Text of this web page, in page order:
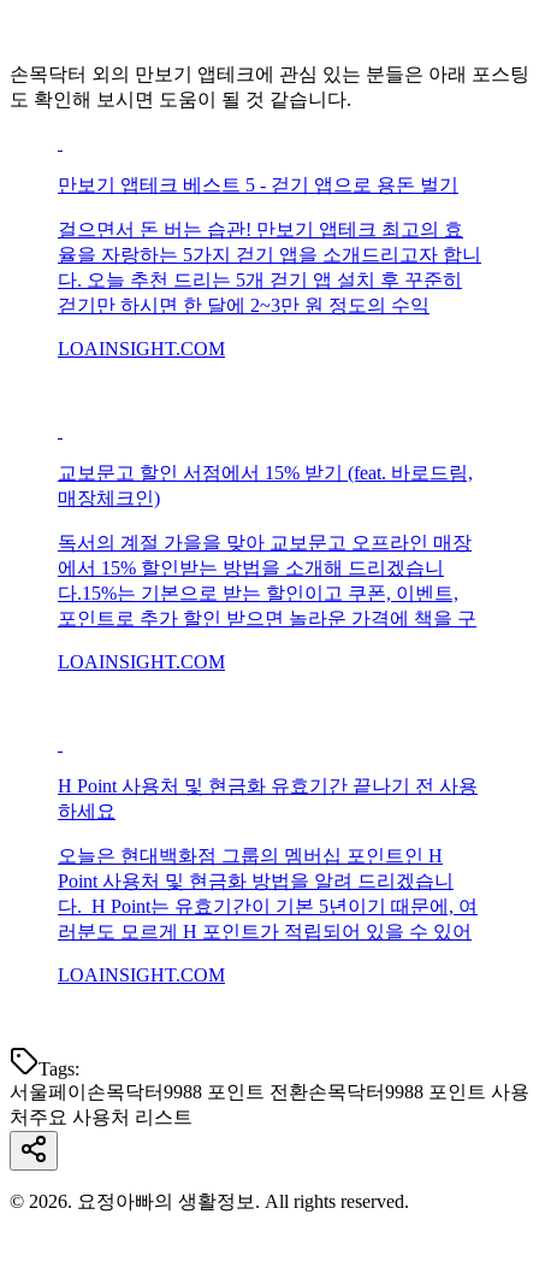
손목닥터 외의 만보기 앱테크에 관심 있는 분들은 아래 포스팅
도 확인해 보시면 도움이 될 것 같습니다.
만보기 앱테크 베스트 5 - 걷기 앱으로 용돈 벌기
걸으면서 돈 버는 습관! 만보기 앱테크 최고의 효
율을 자랑하는 5가지 걷기 앱을 소개드리고자 합니
다. 오늘 추천 드리는 5개 걷기 앱 설치 후 꾸준히
걷기만 하시면 한 달에 2~3만 원 정도의 수익
LOAINSIGHT.COM
교보문고 할인 서점에서 15% 받기 (feat. 바로드림,
매장체크인)
독서의 계절 가을을 맞아 교보문고 오프라인 매장
에서 15% 할인받는 방법을 소개해 드리겠습니
다.15%는 기본으로 받는 할인이고 쿠폰, 이벤트,
포인트로 추가 할인 받으면 놀라운 가격에 책을 구
LOAINSIGHT.COM
H Point 사용처 및 현금화 유효기간 끝나기 전 사용
하세요
오늘은 현대백화점 그룹의 멤버십 포인트인 H
Point 사용처 및 현금화 방법을 알려 드리겠습니
다. H Point는 유효기간이 기본 5년이기 때문에, 여
러분도 모르게 H 포인트가 적립되어 있을 수 있어
LOAINSIGHT.COM
Tags:
서울페이 손목닥터9988 포인트 전환손목닥터9988 포인트 사용
처 주요 사용처 리스트
© 2026. 요정아빠의 생활정보. All rights reserved.